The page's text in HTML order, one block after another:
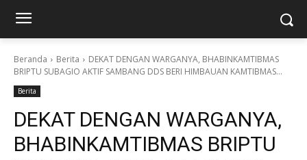
Beranda Berita
DEKAT DENGAN WARGANYA, BHABINKAMTIBMAS
BRIPTU SUBAGIO AKTIF SAMBANG DDS BERI HIMBAUAN KAMTIBMAS...
Berita
DEKAT DENGAN WARGANYA,
BHABINKAMTIBMAS BRIPTU